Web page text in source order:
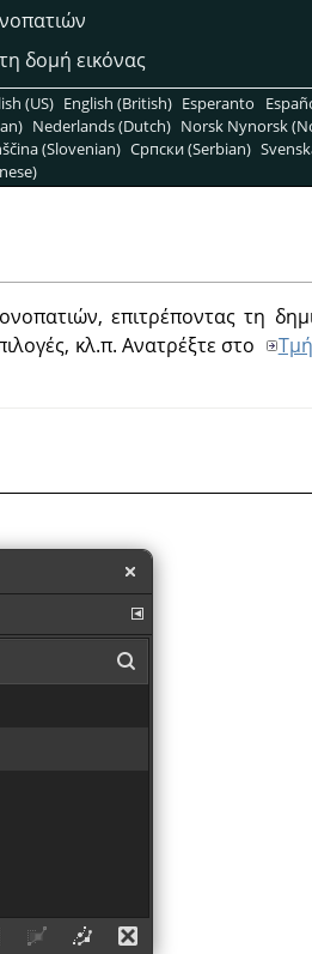
δομή εικόνας
(US) English (British) Esperanto
Nederlands (Dutch) Norsk Nynorsk
(Slovenian) Српски (Serbian)
επιτρέποντας τη
κλ.π. Ανατρέξτε στο